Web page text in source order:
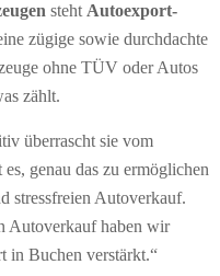
steht Autoexport-
zügige sowie durchdachte
ohne TÜV oder Autos
zählt.
überrascht sie vom
genau das zu ermöglichen
stressfreien Autoverkauf.
Autoverkauf haben wir
in Buchen verstärkt.“